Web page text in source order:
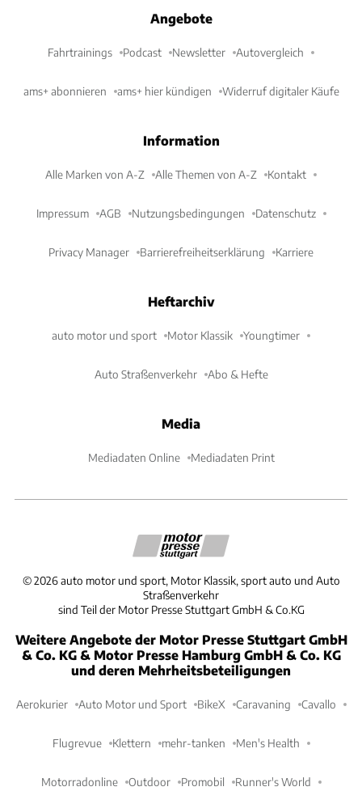
Angebote
Fahrtrainings Podcast Newsletter Autovergleich
ams+ abonnieren ams+ hier kündigen Widerruf digitaler Käufe
Information
Alle Marken von A-Z Alle Themen von A-Z Kontakt
Impressum AGB Nutzungsbedingungen Datenschutz
Privacy Manager Barrierefreiheitserklärung Karriere
Heftarchiv
auto motor und sport Motor Klassik Youngtimer
Auto Straßenverkehr Abo & Hefte
Media
Mediadaten Online Mediadaten Print
©2026 auto motor und sport, Motor Klassik, sport auto und Auto
Straßenverkehr
sind Teil der Motor Presse Stuttgart GmbH & Co.KG
Weitere Angebote der Motor Presse Stuttgart GmbH
& Co. KG & Motor Presse Hamburg GmbH & Co. KG
und deren Mehrheitsbeteiligungen
Aerokurier Auto Motor und Sport BikeX Caravaning Cavallo
Flugrevue Klettern mehr-tanken Men's Health
Motorradonline Outdoor Promobil Runner's World